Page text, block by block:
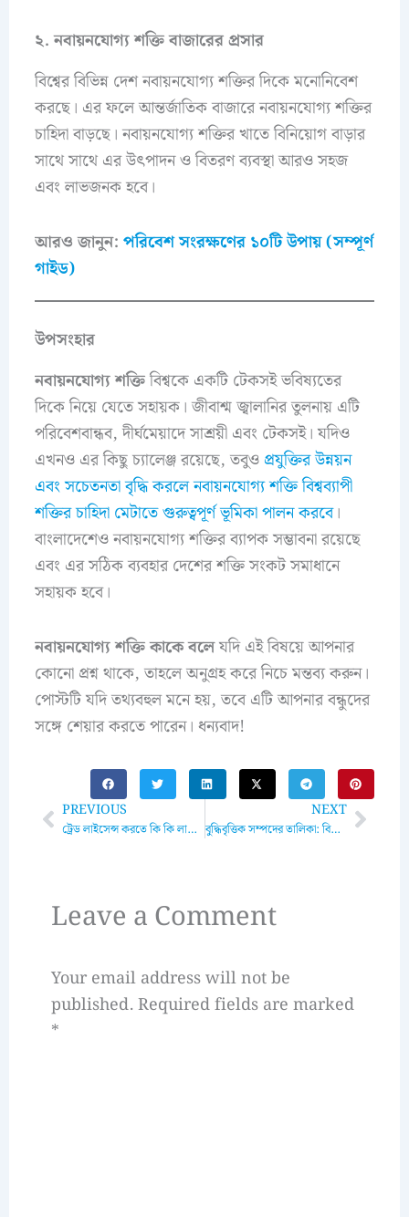
২. নবায়নযোগ্য শক্তি বাজারের প্রসার
বিশ্বের বিভিন্ন দেশ নবায়নযোগ্য শক্তির দিকে মনোনিবেশ
করছে। এর ফলে আন্তর্জাতিক বাজারে নবায়নযোগ্য শক্তির
চাহিদা বাড়ছে। নবায়নযোগ্য শক্তির খাতে বিনিয়োগ বাড়ার
সাথে সাথে এর উৎপাদন ও বিতরণ ব্যবস্থা আরও সহজ
এবং লাভজনক হবে।
আরও জানুন: পরিবেশ সংরক্ষণের ১০টি উপায় (সম্পূর্ণ
গাইড)
উপসংহার
নবায়নযোগ্য শক্তিবিশ্বকে একটি টেকসই ভবিষ্যতের
দিকে নিয়ে যেতে সহায়ক। জীবাশ্ম জ্বালানির তুলনায় এটি
পরিবেশবান্ধব, দীর্ঘমেয়াদে সাশ্রয়ী এবং টেকসই। যদিও
এখনও এর কিছু চ্যালেঞ্জ রয়েছে, তবুও প্রযুক্তির উন্নয়ন
এবং সচেতনতা বৃদ্ধি করলে নবায়নযোগ্য শক্তি বিশ্বব্যাপী
শক্তির চাহিদা মেটাতে গুরুত্বপূর্ণ ভূমিকা পালন করবে।
বাংলাদেশেও নবায়নযোগ্য শক্তির ব্যাপক সম্ভাবনা রয়েছে
এবং এর সঠিক ব্যবহার দেশের শক্তি সংকট সমাধানে
সহায়ক হবে।
নবায়নযোগ্য শক্তি কাকে বলেযদি এই বিষয়ে আপনার
কোনো প্রশ্ন থাকে, তাহলে অনুগ্রহ করে নিচে মন্তব্য করুন।
পোস্টটি যদি তথ্যবহুল মনে হয়, তবে এটি আপনার বন্ধুদের
সঙ্গে শেয়ার করতে পারেন। ধন্যবাদ!
Prev
PREVIOUS
ট্রেড লাইসেন্স করতে কি কি লাগে? জানুন ধাপে ধাপে বিস্তারিত নির্দেশিকা
NEXT
বুদ্ধিবৃত্তিক সম্পদের তালিকা: বিশদ বিশ্লেষণ এবং এর গুরুত্ব Next
Leave a Comment
Your email address will not be
published. Required fields are marked
*